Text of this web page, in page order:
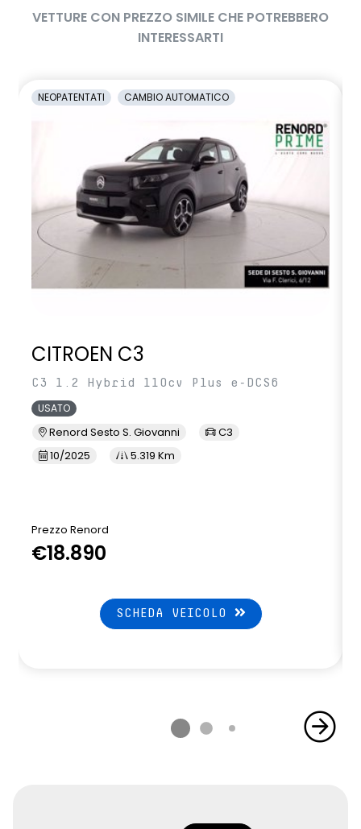
VETTURE CON PREZZO SIMILE CHE POTREBBERO
INTERESSARTI
NEOPATENTATI CAMBIO AUTOMATICO
CITROEN C3
C3 1.2 Hybrid 110cv Plus e-DCS6
USATO
Renord Sesto S. Giovanni
C3
10/2025
5.319 Km
Prezzo Renord
€18.890
SCHEDA VEICOLO